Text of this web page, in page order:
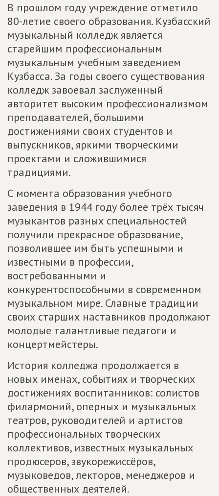
В прошлом году учреждение отметило
80-летие своего образования. Кузбасский
музыкальный колледж является
старейшим профессиональным
музыкальным учебным заведением
Кузбасса. За годы своего существования
колледж завоевал заслуженный
авторитет высоким профессионализмом
преподавателей, большими
достижениями своих студентов и
выпускников, яркими творческими
проектами и сложившимися
традициями.
С момента образования учебного
заведения в 1944 году более трёх тысяч
музыкантов разных специальностей
получили прекрасное образование,
позволившее им быть успешными и
известными в профессии,
востребованными и
конкурентоспособными в современном
музыкальном мире. Славные традиции
своих старших наставников продолжают
молодые талантливые педагоги и
концертмейстеры.
История колледжа продолжается в
новых именах, событиях и творческих
достижениях воспитанников: солистов
филармоний, оперных и музыкальных
театров, руководителей и артистов
профессиональных творческих
коллективов, известных музыкальных
продюсеров, звукорежиссёров,
музыковедов, лекторов, менеджеров и
общественных деятелей.